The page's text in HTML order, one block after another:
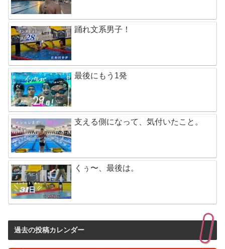
踊れ文系男子！
最後にもう1発
支える側になって、気付いたこと。
くぅ〜、最後は。
過去の投稿カレンダー